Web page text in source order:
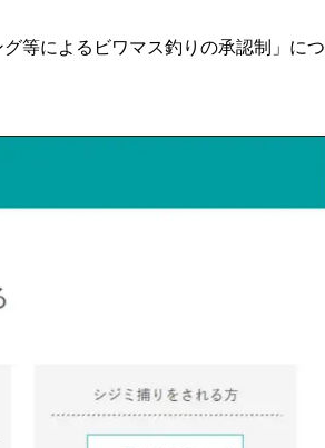
等によるビワマス釣りの承認制」につ